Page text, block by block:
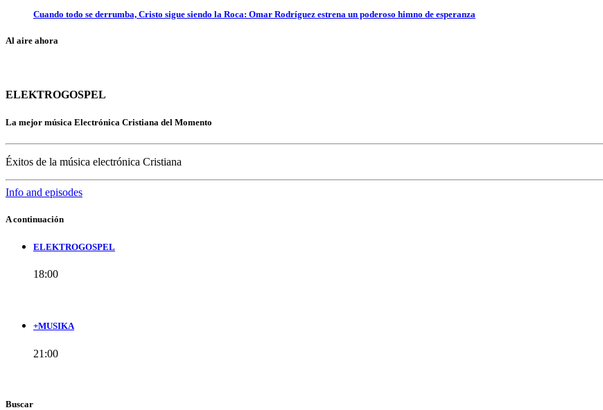
Cuando todo se derrumba, Cristo sigue siendo la Roca: Omar Rodríguez estrena un poderoso himno de esperanza
Al aire ahora
ELEKTROGOSPEL
La mejor música Electrónica Cristiana del Momento
Éxitos de la música electrónica Cristiana
Info and episodes
A continuación
ELEKTROGOSPEL
18:00
+MUSIKA
21:00
Buscar